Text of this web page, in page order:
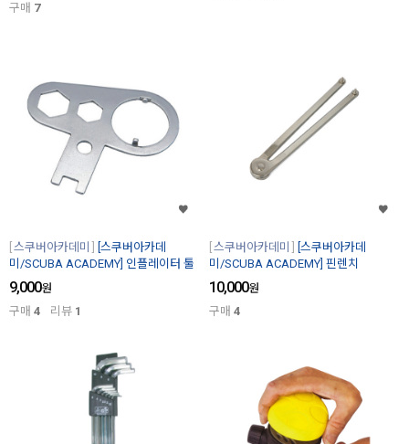
구매 7
스쿠버아카데미
[스쿠버아카데
미/SCUBA ACADEMY] 인플레이터 툴
9,000원
구매 4 리뷰 1
스쿠버아카데미
[스쿠버아카데
미/SCUBA ACADEMY] 핀렌치
10,000원
구매 4